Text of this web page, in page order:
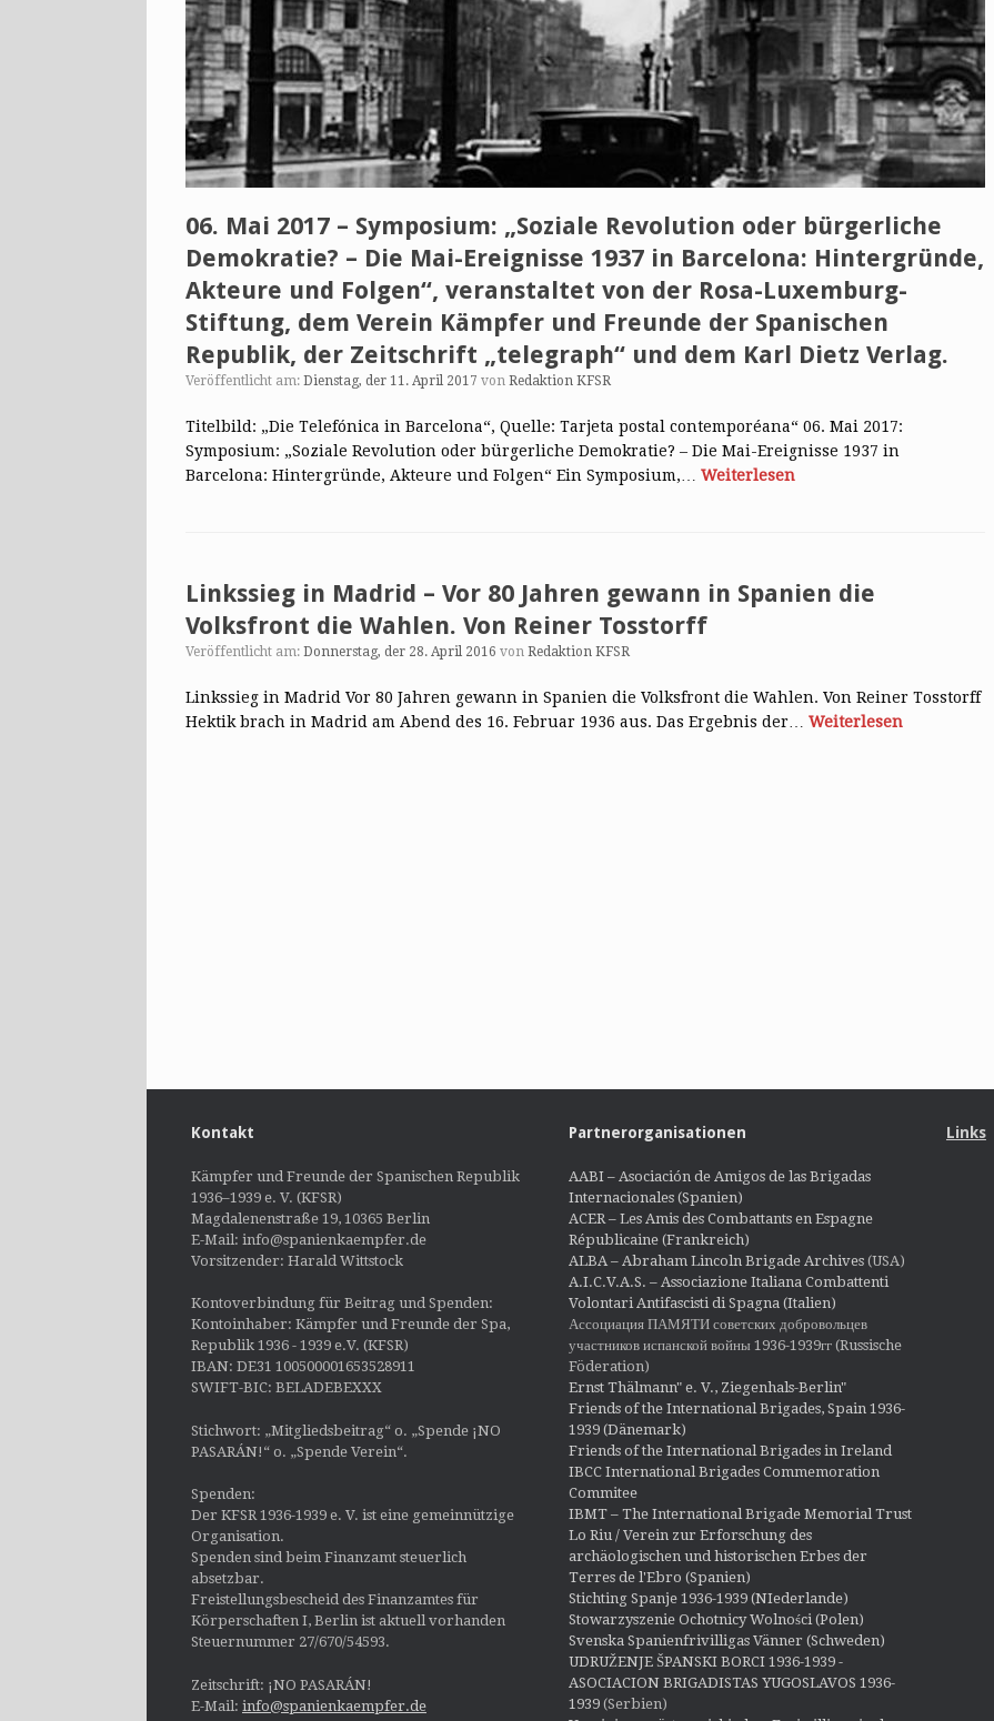
06. Mai 2017 – Symposium: „Soziale Revolution oder bürgerliche
Demokratie? – Die Mai-Ereignisse 1937 in Barcelona: Hintergründe,
Akteure und Folgen“, veranstaltet von der Rosa-Luxemburg-
Stiftung, dem Verein Kämpfer und Freunde der Spanischen
Republik, der Zeitschrift „telegraph“ und dem Karl Dietz Verlag.
Veröffentlicht am: Dienstag, der 11. April 2017 von Redaktion KFSR
Titelbild: „Die Telefónica in Barcelona“, Quelle: Tarjeta postal contemporéana“ 06. Mai 2017:
Symposium: „Soziale Revolution oder bürgerliche Demokratie? – Die Mai-Ereignisse 1937 in
Barcelona: Hintergründe, Akteure und Folgen“ Ein Symposium,… Weiterlesen
Linkssieg in Madrid – Vor 80 Jahren gewann in Spanien die
Volksfront die Wahlen. Von Reiner Tosstorff
Veröffentlicht am: Donnerstag, der 28. April 2016 von Redaktion KFSR
Linkssieg in Madrid Vor 80 Jahren gewann in Spanien die Volksfront die Wahlen. Von Reiner Tosstorff
Hektik brach in Madrid am Abend des 16. Februar 1936 aus. Das Ergebnis der… Weiterlesen
Kontakt
Kämpfer und Freunde der Spanischen Republik
1936–1939 e. V. (KFSR)
Magdalenenstraße 19, 10365 Berlin
E-Mail: info@spanienkaempfer.de
Vorsitzender: Harald Wittstock
Kontoverbindung für Beitrag und Spenden:
Kontoinhaber: Kämpfer und Freunde der Spa,
Republik 1936 - 1939 e.V. (KFSR)
IBAN: DE31 100500001653528911
SWIFT-BIC: BELADEBEXXX
Stichwort: „Mitgliedsbeitrag“ o. „Spende ¡NO
PASARÁN!“ o. „Spende Verein“.
Spenden:
Der KFSR 1936-1939 e. V. ist eine gemeinnützige
Organisation.
Spenden sind beim Finanzamt steuerlich
absetzbar.
Freistellungsbescheid des Finanzamtes für
Körperschaften I, Berlin ist aktuell vorhanden
Steuernummer 27/670/54593.
Zeitschrift: ¡NO PASARÁN!
E-Mail: info@spanienkaempfer.de
Partnerorganisationen
AABI – Asociación de Amigos de las Brigadas
Internacionales (Spanien)
ACER – Les Amis des Combattants en Espagne
Républicaine (Frankreich)
ALBA – Abraham Lincoln Brigade Archives(USA)
A.I.C.V.A.S. – Associazione Italiana Combattenti
Volontari Antifascisti di Spagna (Italien)
Ассоциация ПАМЯТИ советских добровольцев
участников испанской войны 1936-1939гг (Russische
Föderation)
Ernst Thälmann" e. V., Ziegenhals-Berlin"
Friends of the International Brigades, Spain 1936-
1939 (Dänemark)
Friends of the International Brigades in Ireland
IBCC International Brigades Commemoration
Commitee
IBMT – The International Brigade Memorial Trust
Lo Riu / Verein zur Erforschung des
archäologischen und historischen Erbes der
Terres de l'Ebro (Spanien)
Stichting Spanje 1936-1939 (NIederlande)
Stowarzyszenie Ochotnicy Wolności (Polen)
Svenska Spanienfrivilligas Vänner (Schweden)
UDRUŽENJE ŠPANSKI BORCI 1936-1939 -
ASOCIACION BRIGADISTAS YUGOSLAVOS 1936-
1939(Serbien)
Links